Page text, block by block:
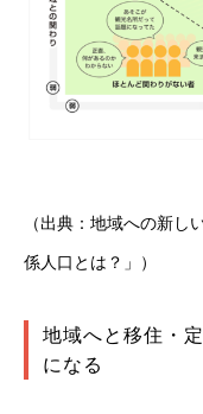
（出典：地域への新し
係人口とは？」）
地域へと移住・
になる